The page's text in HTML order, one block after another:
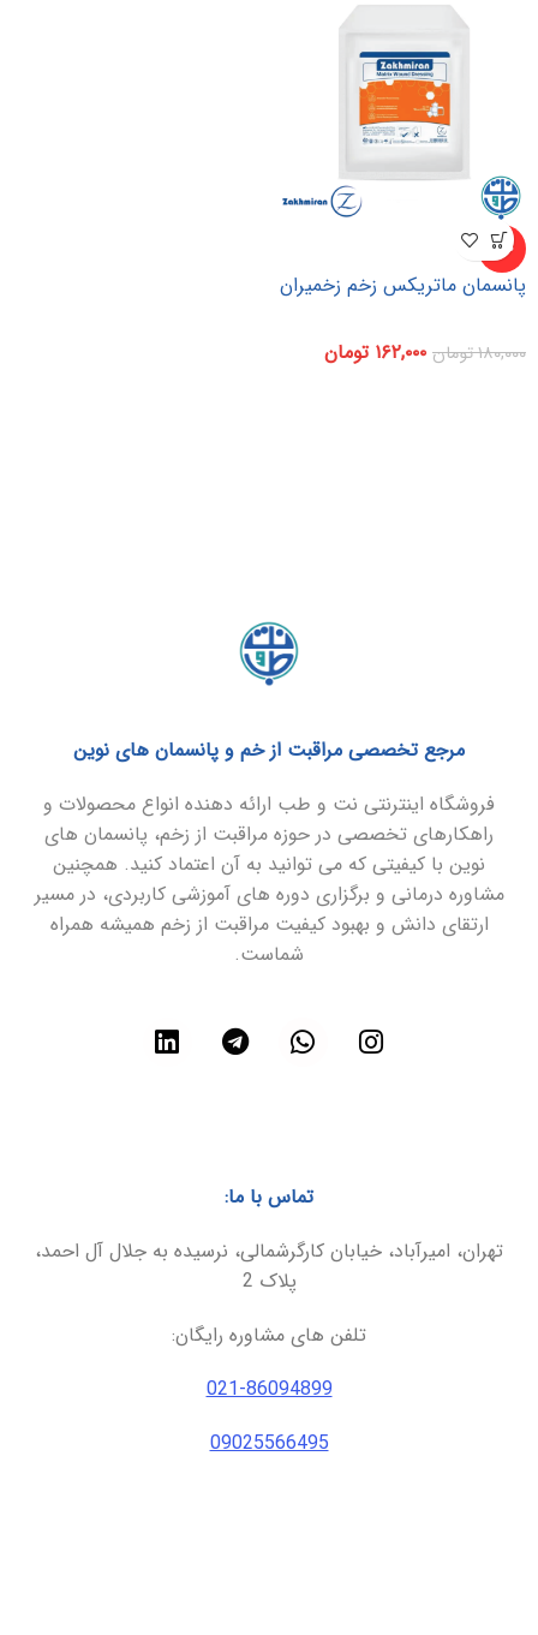
-۱۰%
پانسمان ماتریکس زخم زخمیران
۱۸۰,۰۰۰تومان ۱۶۲,۰۰۰ تومان
مرجع تخصصی مراقبت از خم و پانسمان های نوین
فروشگاه اینترنتی نت و طب ارائه دهنده انواع محصولات و
راهکارهای تخصصی در حوزه مراقبت از زخم، پانسمان های
نوین با کیفیتی که می توانید به آن اعتماد کنید. همچنین
مشاوره درمانی و برگزاری دوره های آموزشی کاربردی، در مسیر
ارتقای دانش و بهبود کیفیت مراقبت از زخم همیشه همراه
شماست.
تماس با ما:
تهران، امیرآباد، خیابان کارگرشمالی، نرسیده به جلال آل احمد،
پلاک 2
تلفن های مشاوره رایگان:
021-86094899
09025566495